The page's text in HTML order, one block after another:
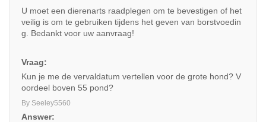
U moet een dierenarts raadplegen om te bevestigen of het
veilig is om te gebruiken tijdens het geven van borstvoedin
g. Bedankt voor uw aanvraag!
Vraag:
Kun je me de vervaldatum vertellen voor de grote hond? V
oordeel boven 55 pond?
By Seeley5560
Answer: